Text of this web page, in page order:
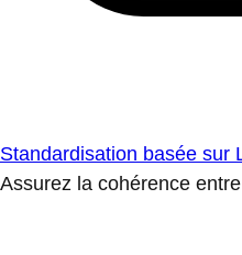
Standardisation basée sur
Assurez la cohérence